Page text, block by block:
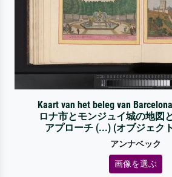
Kaart van het beleg van
ロナ市とモンジュイ城の地図
アプローチ (...) (オブジェク
アンナベック
画像を選ぶ